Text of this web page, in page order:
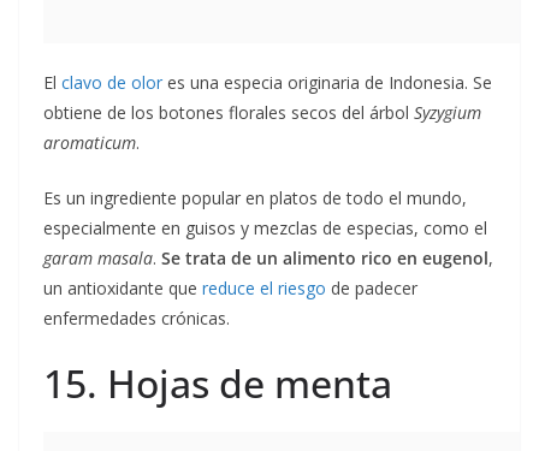
El clavo de olor es una especia originaria de Indonesia. Se
obtiene de los botones florales secos del árbol Syzygium
aromaticum.
Es un ingrediente popular en platos de todo el mundo,
especialmente en guisos y mezclas de especias, como el
garam masala. Se trata de un alimento rico en eugenol,
un antioxidante que reduce el riesgo de padecer
enfermedades crónicas.
15. Hojas de menta